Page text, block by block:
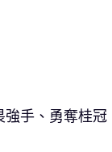
手、勇奪桂